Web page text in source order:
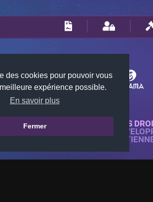
des cookies pour pouvoir vous
expérience possible.
En savoir plus
Fermer
© 2018-2026 KTARENA. TOUS
SITE WEB ENTIÈREMENT
TOUTES LES IMAGES